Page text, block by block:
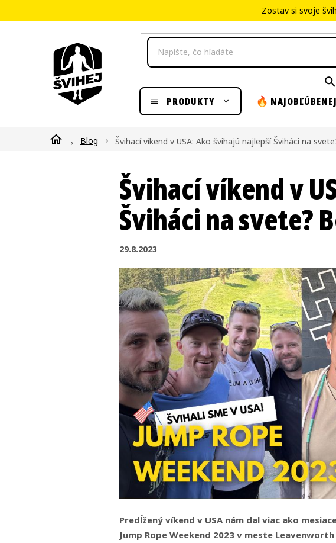
na
Zostav si svoje
PRODUKTY
Domov
Blog Švihací víkend v USA: Ako švihajú najlepší Šviháci na
Švihací víkend v
Šviháci na svete?
29.8.2023
Predĺžený víkend v USA nám dal viac ako
Jump Rope Weekend 2023 v meste